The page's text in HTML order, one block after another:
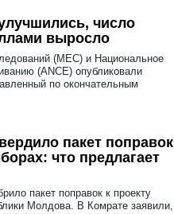
число
выросло
(MEC) и Национальное
(ANCE) опубликовали
по окончательным
пакет поправок
что предлагает
пакет поправок к проекту
Молдова. В Комрате заявили,